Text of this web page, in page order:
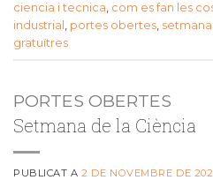
ciencia i tecnica, com es fan les
industrial , portes obertes,
gratuïtres
PORTES OBERTES
Setmana de la Ciència
PUBLICAT A2 DE NOVEMBRE DE